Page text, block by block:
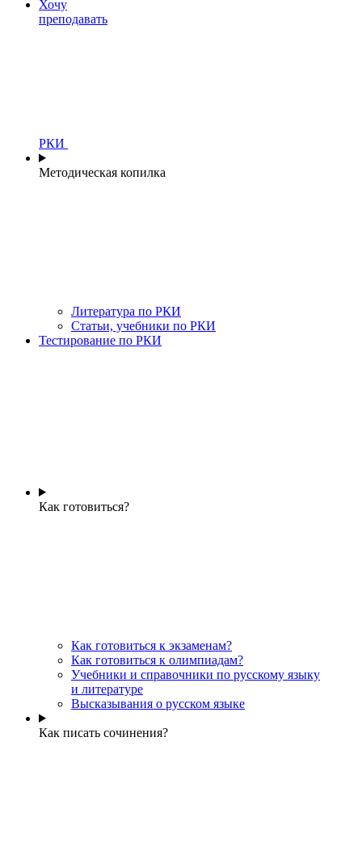
Хочу
преподавать
РКИ
Методическая копилка
Литература по РКИ
Статьи, учебники по РКИ
Тестирование по РКИ
Как готовиться?
Как готовиться к экзаменам?
Как готовиться к олимпиадам?
Учебники и справочники по русскому языку
и литературе
Высказывания о русском языке
Как писать сочинения?